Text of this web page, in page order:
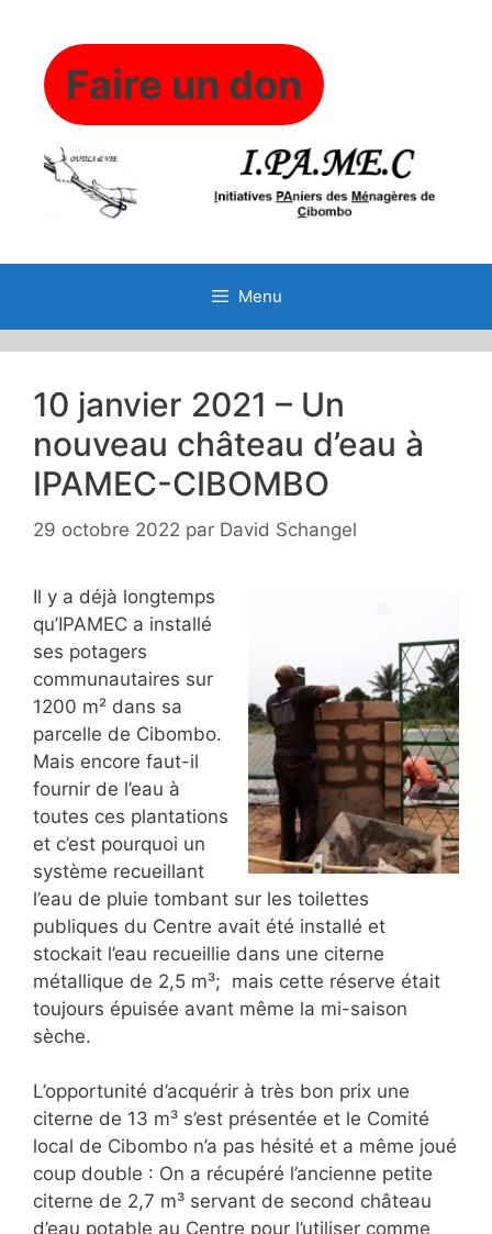
contenuFaire un don
Menu
10 janvier 2021 – Un
nouveau château d’eau à
IPAMEC-CIBOMBO
29 octobre 2022 par David Schangel
Il y a déjà longtemps
qu’IPAMEC a installé
ses potagers
communautaires sur
1200 m² dans sa
parcelle de Cibombo.
Mais encore faut-il
fournir de l’eau à
toutes ces plantations
et c’est pourquoi un
système recueillant
l’eau de pluie tombant sur les toilettes
publiques du Centre avait été installé et
stockait l’eau recueillie dans une citerne
métallique de 2,5 m³; mais cette réserve était
toujours épuisée avant même la mi-saison
sèche.
L’opportunité d’acquérir à très bon prix une
citerne de 13 m³ s’est présentée et le Comité
local de Cibombo n’a pas hésité et a même joué
coup double : On a récupéré l’ancienne petite
citerne de 2,7 m³ servant de second château
d’eau potable au Centre pour l’utiliser comme